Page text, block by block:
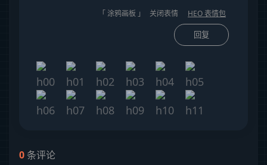
「 涂鸦画板 」 关闭表情 HEO 表情包
回复
0条评论